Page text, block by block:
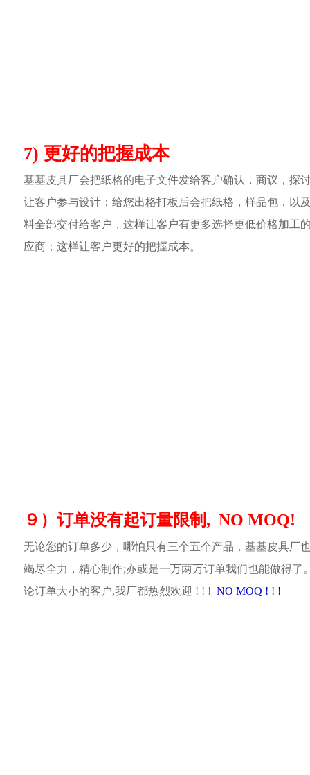
7) 更好的把握成本
基基皮具厂会把纸格的电子文件发给客户确认，商议，探
让客户参与设计；给您出格打板后会把纸格，样品包，以
料全部交付给客户，这样让客户有更多选择更低价格加工
应商；这样让客户更好的把握成本。
９）订单没有起订量限制, NO MOQ!
无论您的订单多少，哪怕只有三个五个产品，基基皮具厂
竭尽全力，精心制作;亦或是一万两万订单我们也能做得了
论订单大小的客户,我厂都热烈欢迎 ! ! ! NO MOQ ! ! !